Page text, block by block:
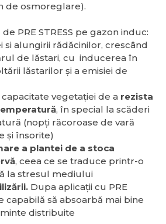
de osmoreglare).
PRE STRESS pe gazon induc:
si alungirii rădăcinilor, crescând
de lăstari, cu inducerea în
lăstarilor și a emisiei de
vegetației de a rezista
, în special la scăderi
(nopți răcoroase de vară
și însorite)
a plantei de a stoca
, ceea ce se traduce printr-o
la stresul mediului
Dupa aplicații cu PRE
capabilă să absoarbă mai bine
distribuite